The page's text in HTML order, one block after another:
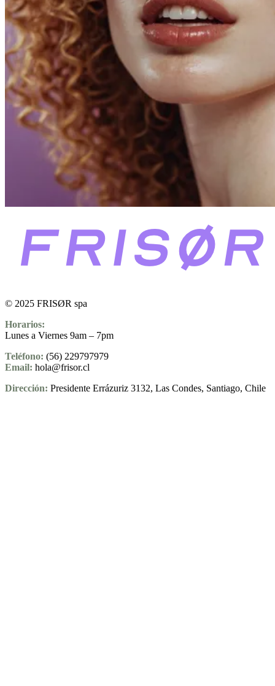
© 2025 FRISØR spa
Horarios:
Lunes a Viernes 9am – 7pm
Teléfono: (56) 229797979
Email: hola@frisor.cl
Dirección: Presidente Errázuriz 3132, Las Condes, Santiago, Chile